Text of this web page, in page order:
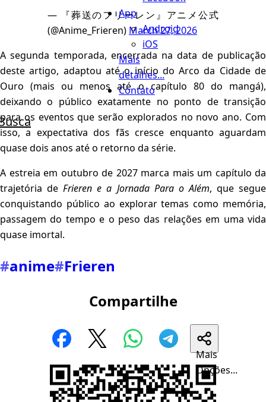
App
Android
iOS
Mais
detalhes...
Contato
— 『葬送のフリーレン』アニメ公式
(@Anime_Frieren) March 27, 2026
A segunda temporada, encerrada na data de publicação
deste artigo, adaptou até o início do Arco da Cidade de
Ouro (mais ou menos até o capítulo 80 do mangá),
deixando o público exatamente no ponto de transição
para os eventos que serão explorados no novo ano. Com
isso, a expectativa dos fãs cresce enquanto aguardam
quase dois anos até o retorno da série.
A estreia em outubro de 2027 marca mais um capítulo da
trajetória deFrieren e a Jornada Para o Além, que segue
conquistando público ao explorar temas como memória,
passagem do tempo e o peso das relações em uma vida
quase imortal.
#anime#Frieren
Compartilhe
Mais
Opções...